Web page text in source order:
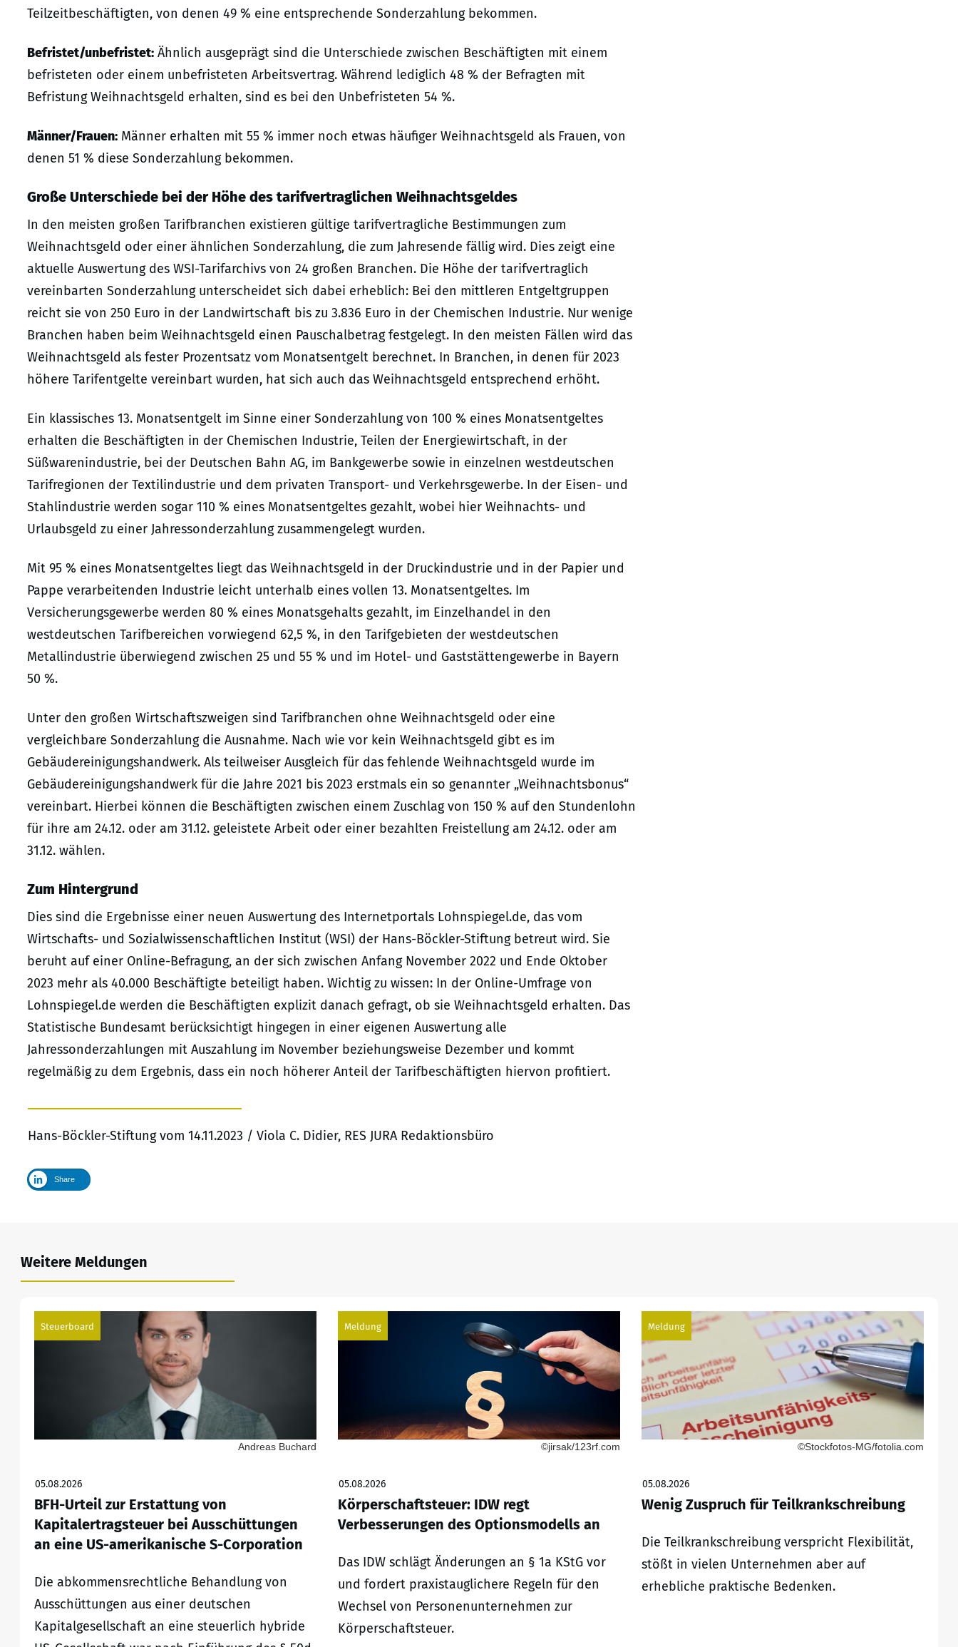
Teilzeitbeschäftigten, von denen 49 % eine entsprechende Sonderzahlung bekommen.
Befristet/unbefristet: Ähnlich ausgeprägt sind die Unterschiede zwischen Beschäftigten mit einem
befristeten oder einem unbefristeten Arbeitsvertrag. Während lediglich 48 % der Befragten mit
Befristung Weihnachtsgeld erhalten, sind es bei den Unbefristeten 54 %.
Männer/Frauen: Männer erhalten mit 55 % immer noch etwas häufiger Weihnachtsgeld als Frauen, von
denen 51 % diese Sonderzahlung bekommen.
Große Unterschiede bei der Höhe des tarifvertraglichen Weihnachtsgeldes
In den meisten großen Tarifbranchen existieren gültige tarifvertragliche Bestimmungen zum
Weihnachtsgeld oder einer ähnlichen Sonderzahlung, die zum Jahresende fällig wird. Dies zeigt eine
aktuelle Auswertung des WSI-Tarifarchivs von 24 großen Branchen. Die Höhe der tarifvertraglich
vereinbarten Sonderzahlung unterscheidet sich dabei erheblich: Bei den mittleren Entgeltgruppen
reicht sie von 250 Euro in der Landwirtschaft bis zu 3.836 Euro in der Chemischen Industrie. Nur wenige
Branchen haben beim Weihnachtsgeld einen Pauschalbetrag festgelegt. In den meisten Fällen wird das
Weihnachtsgeld als fester Prozentsatz vom Monatsentgelt berechnet. In Branchen, in denen für 2023
höhere Tarifentgelte vereinbart wurden, hat sich auch das Weihnachtsgeld entsprechend erhöht.
Ein klassisches 13. Monatsentgelt im Sinne einer Sonderzahlung von 100 % eines Monatsentgeltes
erhalten die Beschäftigten in der Chemischen Industrie, Teilen der Energiewirtschaft, in der
Süßwarenindustrie, bei der Deutschen Bahn AG, im Bankgewerbe sowie in einzelnen westdeutschen
Tarifregionen der Textilindustrie und dem privaten Transport- und Verkehrsgewerbe. In der Eisen- und
Stahlindustrie werden sogar 110 % eines Monatsentgeltes gezahlt, wobei hier Weihnachts- und
Urlaubsgeld zu einer Jahressonderzahlung zusammengelegt wurden.
Mit 95 % eines Monatsentgeltes liegt das Weihnachtsgeld in der Druckindustrie und in der Papier und
Pappe verarbeitenden Industrie leicht unterhalb eines vollen 13. Monatsentgeltes. Im
Versicherungsgewerbe werden 80 % eines Monatsgehalts gezahlt, im Einzelhandel in den
westdeutschen Tarifbereichen vorwiegend 62,5 %, in den Tarifgebieten der westdeutschen
Metallindustrie überwiegend zwischen 25 und 55 % und im Hotel- und Gaststättengewerbe in Bayern
50 %.
Unter den großen Wirtschaftszweigen sind Tarifbranchen ohne Weihnachtsgeld oder eine
vergleichbare Sonderzahlung die Ausnahme. Nach wie vor kein Weihnachtsgeld gibt es im
Gebäudereinigungshandwerk. Als teilweiser Ausgleich für das fehlende Weihnachtsgeld wurde im
Gebäudereinigungshandwerk für die Jahre 2021 bis 2023 erstmals ein so genannter „Weihnachtsbonus“
vereinbart. Hierbei können die Beschäftigten zwischen einem Zuschlag von 150 % auf den Stundenlohn
für ihre am 24.12. oder am 31.12. geleistete Arbeit oder einer bezahlten Freistellung am 24.12. oder am
31.12. wählen.
Zum Hintergrund
Dies sind die Ergebnisse einer neuen Auswertung des Internetportals Lohnspiegel.de, das vom
Wirtschafts- und Sozialwissenschaftlichen Institut (WSI) der Hans-Böckler-Stiftung betreut wird. Sie
beruht auf einer Online-Befragung, an der sich zwischen Anfang November 2022 und Ende Oktober
2023 mehr als 40.000 Beschäftigte beteiligt haben. Wichtig zu wissen: In der Online-Umfrage von
Lohnspiegel.de werden die Beschäftigten explizit danach gefragt, ob sie Weihnachtsgeld erhalten. Das
Statistische Bundesamt berücksichtigt hingegen in einer eigenen Auswertung alle
Jahressonderzahlungen mit Auszahlung im November beziehungsweise Dezember und kommt
regelmäßig zu dem Ergebnis, dass ein noch höherer Anteil der Tarifbeschäftigten hiervon profitiert.
Hans-Böckler-Stiftung vom 14.11.2023 / Viola C. Didier, RES JURA Redaktionsbüro
Share
Weitere Meldungen
Steuerboard
Andreas Buchard
05.08.2026
BFH-Urteil zur Erstattung von
Kapitalertragsteuer bei Ausschüttungen
an eine US-amerikanische S-Corporation
Die abkommensrechtliche Behandlung von
Ausschüttungen aus einer deutschen
Kapitalgesellschaft an eine steuerlich hybride
Meldung
©jirsak/123rf.com
05.08.2026
Körperschaftsteuer: IDW regt
Verbesserungen des Optionsmodells an
Das IDW schlägt Änderungen an § 1a KStG vor
und fordert praxistauglichere Regeln für den
Wechsel von Personenunternehmen zur
Körperschaftsteuer.
Meldung
©Stockfotos-MG/fotolia.com
05.08.2026
Wenig Zuspruch für Teilkrankschreibung
Die Teilkrankschreibung verspricht Flexibilität,
stößt in vielen Unternehmen aber auf
erhebliche praktische Bedenken.